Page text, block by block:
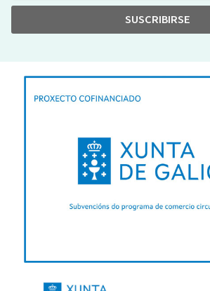
SUSCRIBIRSE